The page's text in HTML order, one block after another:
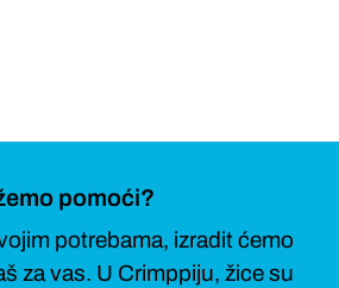
pomoći?
potrebama, izradit ćemo
za vas. U Crimppiju, žice su